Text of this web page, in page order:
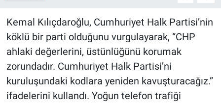
Kemal Kılıçdaroğlu, Cumhuriyet Halk Partisi’nin
köklü bir parti olduğunu vurgulayarak, “CHP
ahlaki değerlerini, üstünlüğünü korumak
zorundadır. Cumhuriyet Halk Partisi’ni
kuruluşundaki kodlara yeniden kavuşturacağız.”
ifadelerini kullandı. Yoğun telefon trafiği